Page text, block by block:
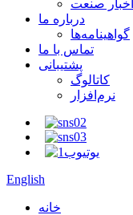
اخبار صنعت
درباره ما
گواهینامه‌ها
تماس با ما
پشتیبانی
کاتالوگ
نرم‌افزار
English
خانه